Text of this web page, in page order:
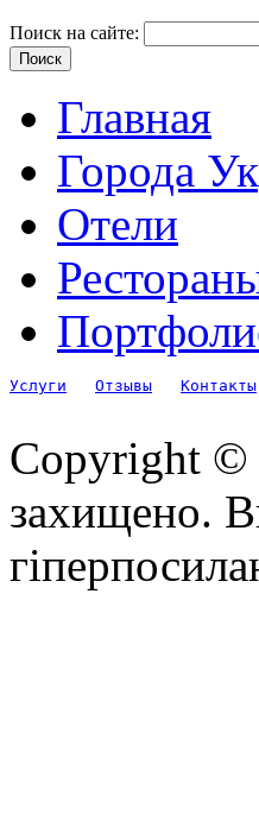
Поиск на сайте:
Главная
Города
Отели
Услуги Отзывы Контакты
Copyright ©
захищено.